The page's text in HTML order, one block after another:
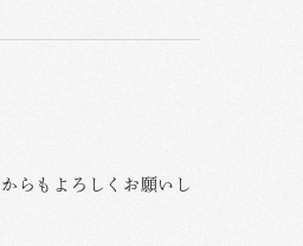
らもよろしくお願いし